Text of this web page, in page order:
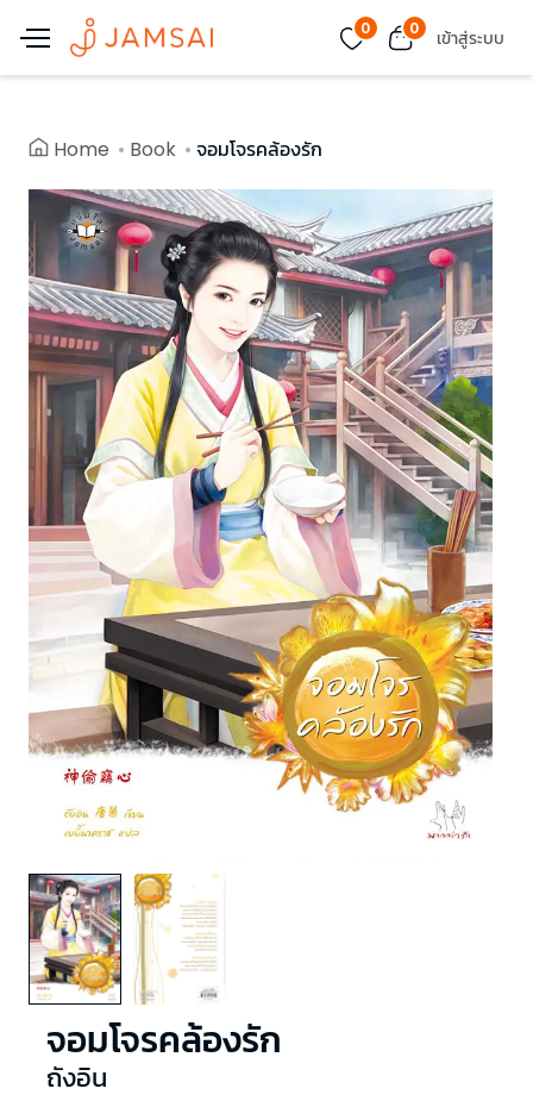
0 0 เข้าสู่ระบบ
Home Book จอมโจรคล้องรัก
จอมโจรคล้องรัก
ถังอิน